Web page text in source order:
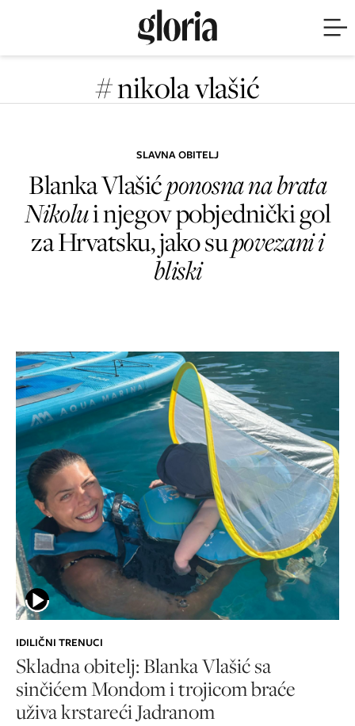
# nikola vlašić
SLAVNA OBITELJ
Blanka Vlašićponosna na brata
Nikolui njegov pobjednički gol
za Hrvatsku, jako supovezani i
bliski
IDILIČNI TRENUCI
Skladna obitelj: Blanka Vlašić sa
sinčićem Mondom i trojicom braće
uživa krstareći Jadranom